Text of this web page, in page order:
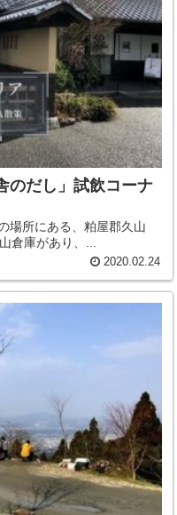
のだし」試飲コーナ
場所にある、粕屋郡久山
倉庫があり、...
2020.02.24